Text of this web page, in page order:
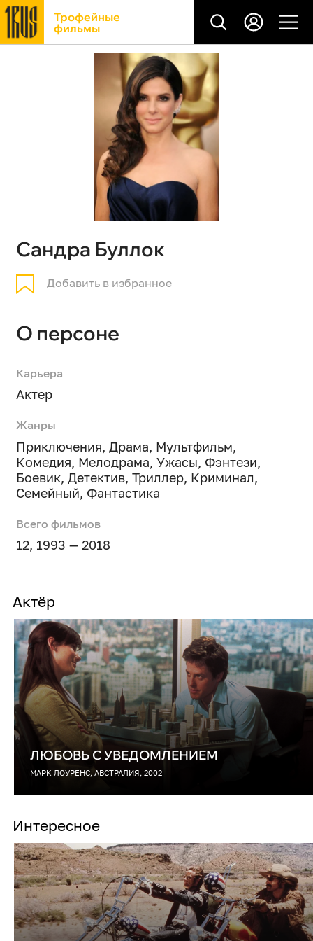
Трофейные
фильмы
Сандра Буллок
Добавить в избранное
О персоне
Карьера
Актер
Жанры
Приключения, Драма, Мультфильм,
Комедия, Мелодрама, Ужасы, Фэнтези,
Боевик, Детектив, Триллер, Криминал,
Семейный, Фантастика
Всего фильмов
12, 1993 — 2018
Актёр
ЛЮБОВЬ С УВЕДОМЛЕНИЕМ
МАРК ЛОУРЕНС, АВСТРАЛИЯ, 2002
Интересное